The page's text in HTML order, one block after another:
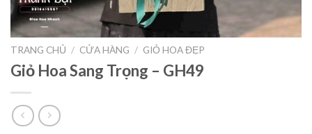
TRANG CHỦ / CỬA HÀNG / GIỎ HOA ĐẸP
Giỏ Hoa Sang Trọng – GH49